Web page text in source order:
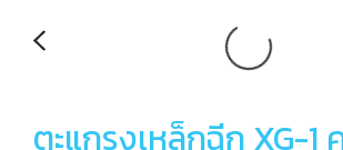
ตะแกรงเหล็กฉีก XG-1